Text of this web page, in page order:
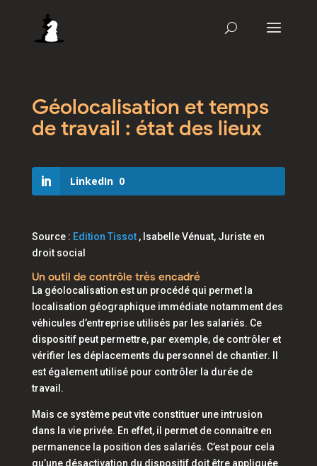
Géolocalisation et temps
de travail : état des lieux
LinkedIn 0
Source : Edition Tissot, Isabelle Vénuat, Juriste en
droit social
Un outil de contrôle très encadré
La géolocalisation est un procédé qui permet la
localisation géographique immédiate notamment des
véhicules d’entreprise utilisés par les salariés. Ce
dispositif peut permettre, par exemple, de contrôler et
vérifier les déplacements du personnel de chantier. Il
est également utilisé pour contrôler la durée de
travail.
Mais ce système peut vite constituer une intrusion
dans la vie privée. En effet, il permet de connaitre en
permanence la position des salariés. C’est pour cela
qu’une désactivation du dispositif doit être appliquée